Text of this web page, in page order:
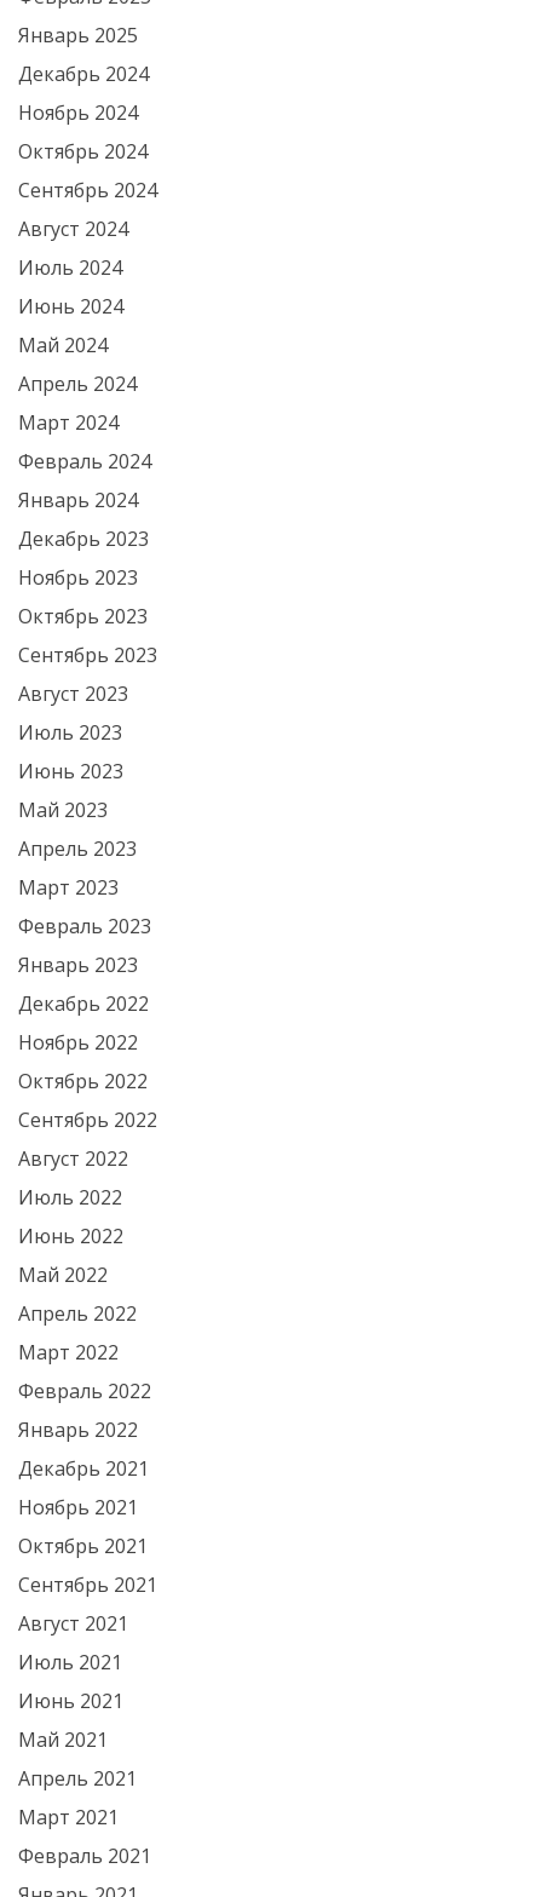
Январь 2025
Декабрь 2024
Ноябрь 2024
Октябрь 2024
Сентябрь 2024
Август 2024
Июль 2024
Июнь 2024
Май 2024
Апрель 2024
Март 2024
Февраль 2024
Январь 2024
Декабрь 2023
Ноябрь 2023
Октябрь 2023
Сентябрь 2023
Август 2023
Июль 2023
Июнь 2023
Май 2023
Апрель 2023
Март 2023
Февраль 2023
Январь 2023
Декабрь 2022
Ноябрь 2022
Октябрь 2022
Сентябрь 2022
Август 2022
Июль 2022
Июнь 2022
Май 2022
Апрель 2022
Март 2022
Февраль 2022
Январь 2022
Декабрь 2021
Ноябрь 2021
Октябрь 2021
Сентябрь 2021
Август 2021
Июль 2021
Июнь 2021
Май 2021
Апрель 2021
Март 2021
Февраль 2021